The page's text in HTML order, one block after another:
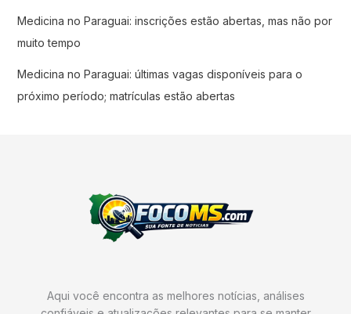
Medicina no Paraguai: inscrições estão abertas, mas não por
muito tempo
Medicina no Paraguai: últimas vagas disponíveis para o
próximo período; matrículas estão abertas
Aqui você encontra as melhores notícias, análises